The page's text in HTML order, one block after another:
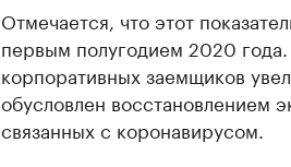
Отмечается, что этот
первым полугодием 2020
корпоративных заемщиков
обусловлен восстановлением
связанных с коронавирусом.